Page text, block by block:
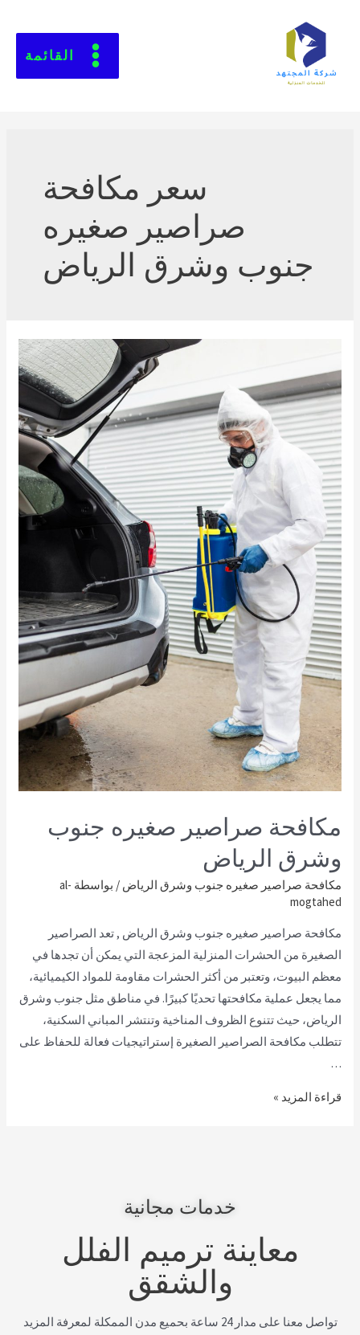
القائمة
سعر مكافحة
صراصير صغيره
جنوب وشرق الرياض
مكافحة صراصير صغيره جنوب
وشرق الرياض
مكافحة صراصير صغيره جنوب وشرق الرياض / بواسطة al-
mogtahed
مكافحة صراصير صغيره جنوب وشرق الرياض , تعد الصراصير
الصغيرة من الحشرات المنزلية المزعجة التي يمكن أن تجدها في
معظم البيوت، وتعتبر من أكثر الحشرات مقاومة للمواد الكيميائية،
مما يجعل عملية مكافحتها تحديًا كبيرًا. في مناطق مثل جنوب وشرق
الرياض، حيث تتنوع الظروف المناخية وتنتشر المباني السكنية،
تتطلب مكافحة الصراصير الصغيرة إستراتيجيات فعالة للحفاظ على
…
قراءة المزيد »
خدمات مجانية
معاينة ترميم الفلل
والشقق
تواصل معنا على مدار 24 ساعة بحميع مدن الممكلة لمعرفة المزيد